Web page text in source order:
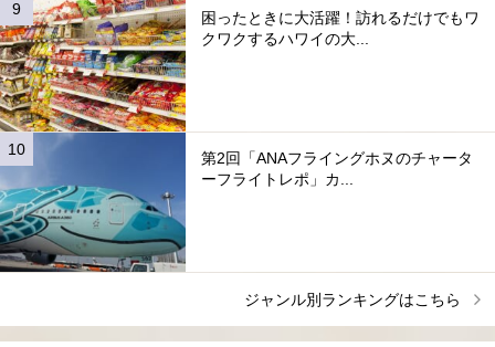
困ったときに大活躍！訪れるだけでもワ
クワクするハワイの大...
第2回「ANAフライングホヌのチャータ
ーフライトレポ」カ...
ジャンル別ランキングはこちら